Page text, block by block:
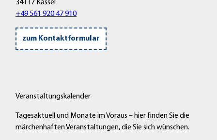
34117 Kassel
+49 561 920 47 910
zum Kontaktformular
Veranstaltungskalender
Tagesaktuell und Monate im Voraus – hier finden Sie die
märchenhaften Veranstaltungen, die Sie sich wünschen.